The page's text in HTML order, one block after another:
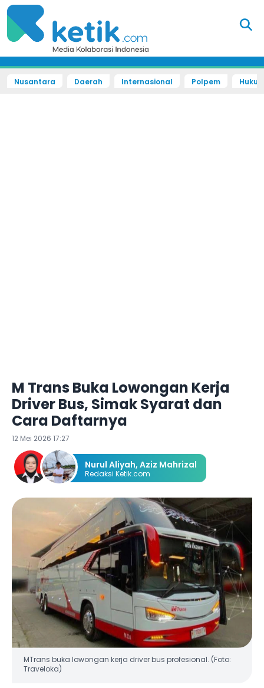
Nusantara Daerah Internasional Polpem
M Trans Buka Lowongan Kerja
Driver Bus, Simak Syarat dan
Cara Daftarnya
12 Mei 2026 17:27
Nurul Aliyah, Aziz Mahrizal
Redaksi Ketik.com
MTrans buka lowongan kerja driver bus profesional. (Foto:
Traveloka)